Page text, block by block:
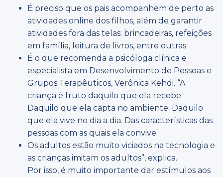
É preciso que os pais acompanhem de perto as
atividades online dos filhos, além de garantir
atividades fora das telas: brincadeiras, refeições
em família, leitura de livros, entre outras.
É o que recomenda a psicóloga clínica e
especialista em Desenvolvimento de Pessoas e
Grupos Terapêuticos, Verônica Kehdi. “A
criança é fruto daquilo que ela recebe.
Daquilo que ela capta no ambiente. Daquilo
que ela vive no dia a dia. Das características das
pessoas com as quais ela convive.
Os adultos estão muito viciados na tecnologia e
as crianças imitam os adultos”, explica.
Por isso, é muito importante dar estímulos aos